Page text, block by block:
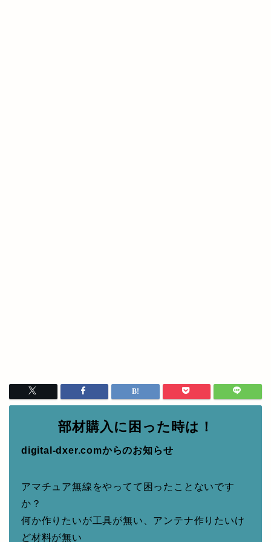
部材購入に困った時は！
digital-dxer.comからのお知らせ
アマチュア無線をやってて困ったことないです
か？
何か作りたいが工具が無い、アンテナ作りたいけ
ど材料が無い